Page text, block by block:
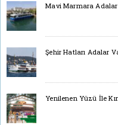
Mavi Marmara
Şehir Hatları Adalar
Yenilenen Yüzü İle